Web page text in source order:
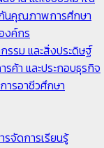
กันคุณภาพการศึกษา
งค์กร
รรม และสิ่งประดิษฐ์
ค้า และประกอบธุรกิจ
ารอาชีวศึกษา
จัดการเรียนรู้